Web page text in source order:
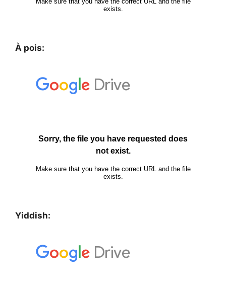
À pois:
Yiddish: